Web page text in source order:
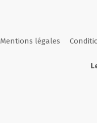
Mentions légales